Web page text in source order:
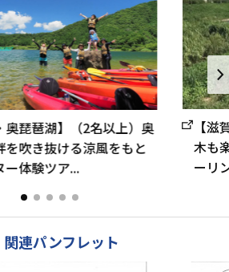
奥琵琶湖】（2名以上）奥
を吹き抜ける涼風をもと
ー体験ツア...
【
木も
ーリ
関連パンフレット